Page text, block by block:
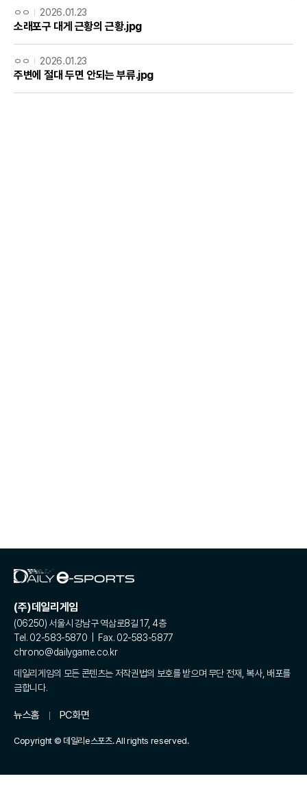
ㅇㅇ 2026.01.23
소래포구 대게 근황의 근황.jpg
ㅇㅇ 2026.01.23
주변에 절대 두면 안되는 부류.jpg
(주)데일리게임
(06250) 서울시 강남구 역삼로8길 17, 4층
Tel. 02-583-5870 | Fax. 02-583-5877
chrono@dailygame.co.kr
데일리게임의 모든 콘텐츠는 저작권법의 보호를 받으며 무단 전재, 복사, 배포를
금합니다.
뉴스홈 PC화면
Copyright © 데일리e스포츠. All rights reserved.